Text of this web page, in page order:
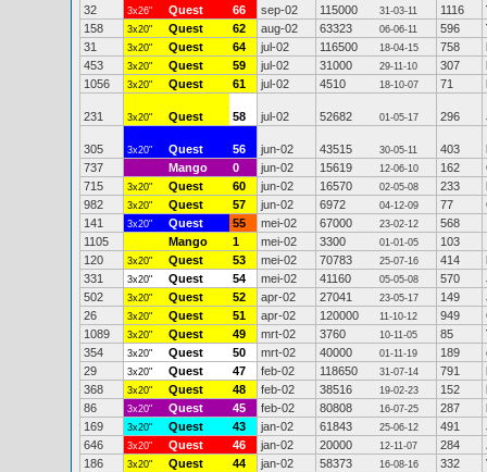
32 3x26" Quest 66 sep-02 115000 31-03-11 1116
158
3x20" Quest 62 aug-02 63323 06-06-11 596
31
3x20" Quest 64 jul-02 116500 18-04-15 758
453
3x20" Quest 59 jul-02 31000 29-11-10 307
1056
3x20" Quest 61 jul-02 4510 18-10-07 71
231 3x20" Quest 58 jul-02 52682 01-05-17 296
305 3x20" Quest 56 jun-02 43515 30-05-11 403
737
Mango 0 jun-02 15619 12-06-10 162
715
3x20" Quest 60 jun-02 16570 02-05-08 233
982
3x20" Quest 57 jun-02 6972 04-12-09 77
141
3x20" Quest 55 mei-02 67000 23-02-12
568
1105
Mango 1 mei-02 3300 01-01-05
103
120
3x20" Quest 53 mei-02 70783 25-07-16 414
331
3x20" Quest 54 mei-02 41160 05-05-08 570
502
3x20" Quest 52 apr-02 27041 23-05-17 149
26
3x20" Quest 51 apr-02 120000 11-10-12 949
1089
3x20" Quest 49 mrt-02 3760 10-11-05 85
354
3x20" Quest 50 mrt-02 40000 01-11-19 189
29
3x20" Quest 47 feb-02 118650 31-07-14 791
368
3x20" Quest 48 feb-02 38516 19-02-23 152
86
3x20" Quest 45 feb-02 80808 16-07-25 287
169
3x20" Quest 43 jan-02 61843 25-06-12 491
646
3x20" Quest 46 jan-02 20000 12-11-07 284
186
3x20" Quest 44 jan-02 58373 16-08-16 332